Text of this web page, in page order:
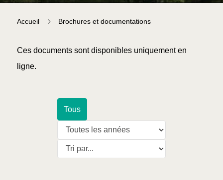
Accueil 5 Brochures et documentations
Ces documents sont disponibles uniquement en
ligne.
Tous